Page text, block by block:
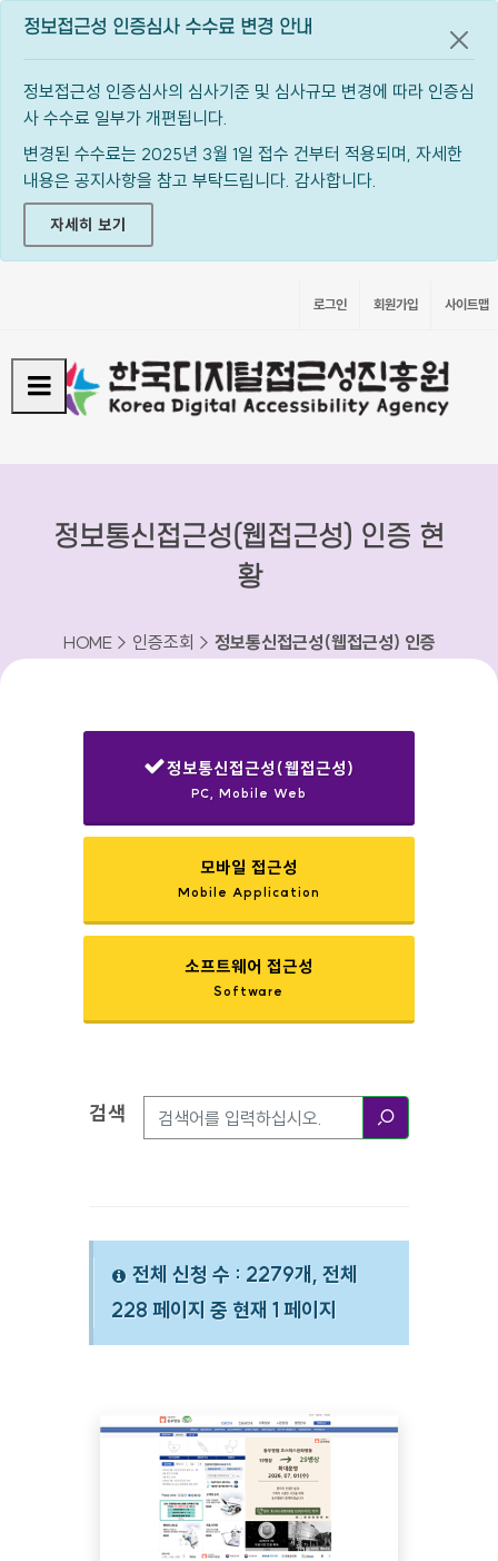
정보접근성 인증심사 수수료 변경 안내
정보접근성 인증심사의 심사기준 및 심사규모 변경에 따라 인증심
사 수수료 일부가 개편됩니다.
변경된 수수료는 2025년 3월 1일 접수 건부터 적용되며, 자세한
내용은 공지사항을 참고 부탁드립니다. 감사합니다.
자세히 보기
공지
로그인 회원가입 사이트맵
정보통신접근성(웹접근성) 인증 현
황
HOME > 인증조회 > 정보통신접근성(웹접근성) 인증
정보통신접근성(웹접근성)
PC, Mobile Web
모바일 접근성
Mobile Application
소프트웨어 접근성
Software
검색옵션
검색
전체 신청 수 : 2279개, 전체
228 페이지 중 현재 1 페이지